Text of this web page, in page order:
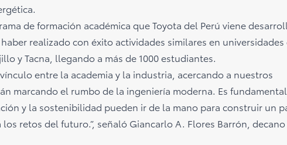
de formación académica que Toyota del Perú viene
realizado con éxito actividades similares en universidades
y Tacna, llegando a más de 1000 estudiantes.
entre la academia y la industria, acercando a nuestros
marcando el rumbo de la ingeniería moderna. Es
y la sostenibilidad pueden ir de la mano para construir un
retos del futuro.”, señaló Giancarlo A. Flores Barrón,